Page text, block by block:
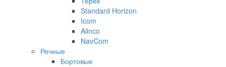
Standard Horizon
Icom
Alinco
NavCom
Речные
Бортовые